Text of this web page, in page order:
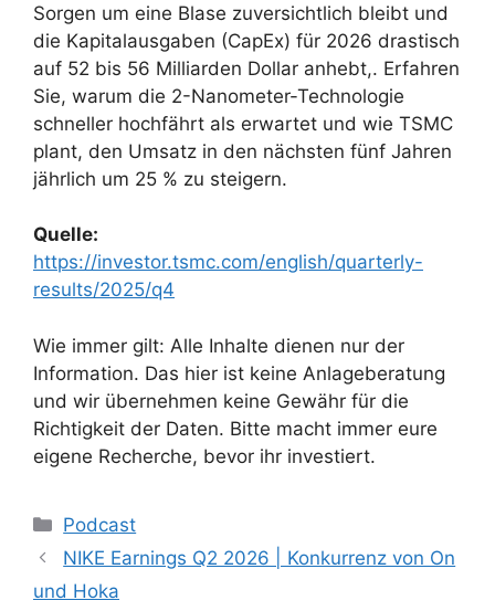
Sorgen um eine Blase zuversichtlich bleibt und
die Kapitalausgaben (CapEx) für 2026 drastisch
auf 52 bis 56 Milliarden Dollar anhebt,. Erfahren
Sie, warum die 2-Nanometer-Technologie
schneller hochfährt als erwartet und wie TSMC
plant, den Umsatz in den nächsten fünf Jahren
jährlich um 25 % zu steigern.
Quelle:
https://investor.tsmc.com/english/quarterly-
results/2025/q4
Wie immer gilt: Alle Inhalte dienen nur der
Information. Das hier ist keine Anlageberatung
und wir übernehmen keine Gewähr für die
Richtigkeit der Daten. Bitte macht immer eure
eigene Recherche, bevor ihr investiert.
Kategorien
Podcast
NIKE Earnings Q2 2026 | Konkurrenz von On
und Hoka